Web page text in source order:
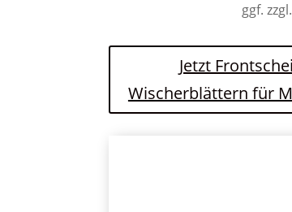
ggf.
Jetzt
Wischerblättern für